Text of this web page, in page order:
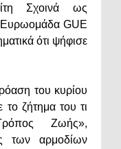
Σχοινά ως
Ευρωομάδα GUE
ότι ψήφισε
του κυρίου
το ζήτημα του τι
Ζωής»,
των αρμοδίων